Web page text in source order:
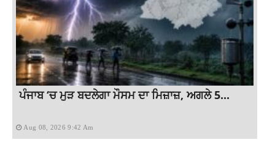
ਪੰਜਾਬ ‘ਚ ਮੁੜ ਬਦਲੇਗਾ ਮੌਸਮ ਦਾ ਮਿਜ਼ਾਜ਼, ਅਗਲੇ 5...
Aug 08, 2026 9:42 Am